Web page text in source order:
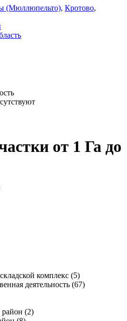
(Мюллюпельто), Кротово,
от 1 Га до
комплекс (5)
деятельность (67)
(2)